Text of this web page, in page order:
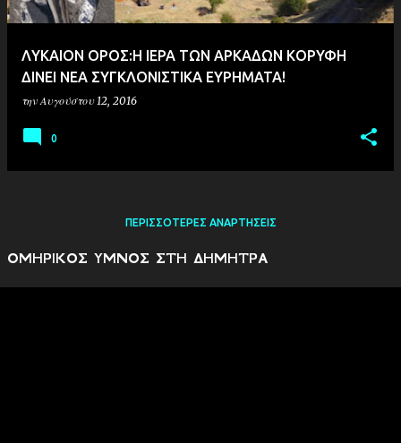
ΛΥΚΑΙΟΝ ΟΡΟΣ:Η ΙΕΡΑ ΤΩΝ ΑΡΚΑΔΩΝ ΚΟΡΥΦΗ
ΔΙΝΕΙ ΝΕΑ ΣΥΓΚΛΟΝΙΣΤΙΚΑ ΕΥΡΗΜΑΤΑ!
την Αυγούστου 12, 2016
0
ΠΕΡΙΣΣΌΤΕΡΕΣ ΑΝΑΡΤΉΣΕΙΣ
ΟΜΗΡΙΚΟΣ ΥΜΝΟΣ ΣΤΗ ΔΗΜΗΤΡΑ